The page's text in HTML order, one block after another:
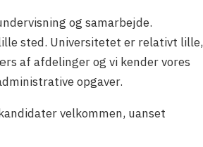
og samarbejde.
sted. Universitetet er relativt lille,
af afdelinger og vi kender vores
opgaver.
velkommen, uanset